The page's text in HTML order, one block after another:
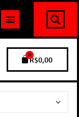
R$0,00
0